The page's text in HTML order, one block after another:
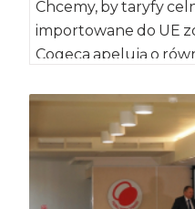
Chcemy, by taryfy
importowane do UE
Cogeca apelują o